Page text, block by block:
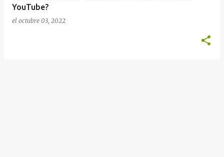
YouTube?
el octubre 03, 2022